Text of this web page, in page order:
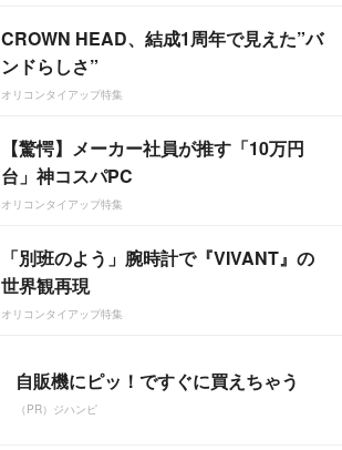
CROWN HEAD、結成1周年で見えた”バ
ンドらしさ”
オリコンタイアップ特集
【驚愕】メーカー社員が推す「10万円
台」神コスパPC
オリコンタイアップ特集
「別班のよう」腕時計で『VIVANT』の
世界観再現
オリコンタイアップ特集
自販機にピッ！ですぐに買えちゃう
（PR）ジハンピ